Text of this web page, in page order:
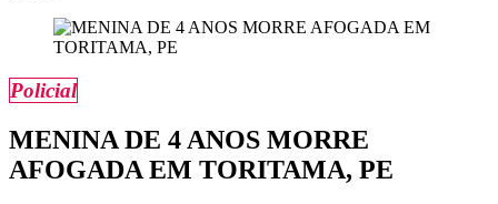
Policial
MENINA DE 4 ANOS MORRE
AFOGADA EM TORITAMA, PE